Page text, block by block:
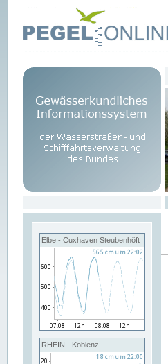
Elbe - Cuxhaven Steubenhöft
RHEIN - Koblenz